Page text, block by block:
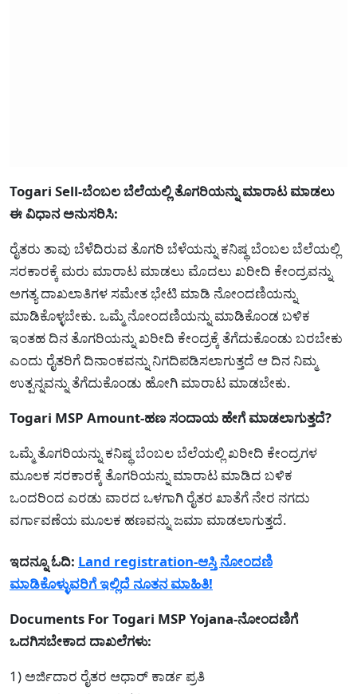
Togari Sell-ಬೆಂಬಲ ಬೆಲೆಯಲ್ಲಿ ತೊಗರಿಯನ್ನು ಮಾರಾಟ ಮಾಡಲು
ಈ ವಿಧಾನ ಅನುಸರಿಸಿ:
ರೈತರು ತಾವು ಬೆಳೆದಿರುವ ತೊಗರಿ ಬೆಳೆಯನ್ನು ಕನಿಷ್ಥ ಬೆಂಬಲ ಬೆಲೆಯಲ್ಲಿ
ಸರಕಾರಕ್ಕೆ ಮರು ಮಾರಾಟ ಮಾಡಲು ಮೊದಲು ಖರೀದಿ ಕೇಂದ್ರವನ್ನು
ಅಗತ್ಯ ದಾಖಲಾತಿಗಳ ಸಮೇತ ಭೇಟಿ ಮಾಡಿ ನೋಂದಣಿಯನ್ನು
ಮಾಡಿಕೊಳ್ಳಬೇಕು. ಒಮ್ಮೆ ನೋಂದಣಿಯನ್ನು ಮಾಡಿಕೊಂಡ ಬಳಿಕ
ಇಂತಹ ದಿನ ತೊಗರಿಯನ್ನು ಖರೀದಿ ಕೇಂದ್ರಕ್ಕೆ ತೆಗೆದುಕೊಂಡು ಬರಬೇಕು
ಎಂದು ರೈತರಿಗೆ ದಿನಾಂಕವನ್ನು ನಿಗದಿಪಡಿಸಲಾಗುತ್ತದೆ ಆ ದಿನ ನಿಮ್ಮ
ಉತ್ಪನ್ನವನ್ನು ತೆಗೆದುಕೊಂಡು ಹೋಗಿ ಮಾರಾಟ ಮಾಡಬೇಕು.
Togari MSP Amount-ಹಣ ಸಂದಾಯ ಹೇಗೆ ಮಾಡಲಾಗುತ್ತದೆ?
ಒಮ್ಮೆ ತೊಗರಿಯನ್ನು ಕನಿಷ್ಥ ಬೆಂಬಲ ಬೆಲೆಯಲ್ಲಿ ಖರೀದಿ ಕೇಂದ್ರಗಳ
ಮೂಲಕ ಸರಕಾರಕ್ಕೆ ತೊಗರಿಯನ್ನು ಮಾರಾಟ ಮಾಡಿದ ಬಳಿಕ
ಒಂದರಿಂದ ಎರಡು ವಾರದ ಒಳಗಾಗಿ ರೈತರ ಖಾತೆಗೆ ನೇರ ನಗದು
ವರ್ಗಾವಣೆಯ ಮೂಲಕ ಹಣವನ್ನು ಜಮಾ ಮಾಡಲಾಗುತ್ತದೆ.
ಇದನ್ನೂ ಓದಿ: Land registration-ಆಸ್ತಿ ನೋಂದಣಿ
ಮಾಡಿಕೊಳ್ಳುವರಿಗೆ ಇಲ್ಲಿದೆ ನೂತನ ಮಾಹಿತಿ!
Documents For Togari MSP Yojana-ನೋಂದಣಿಗೆ
ಒದಗಿಸಬೇಕಾದ ದಾಖಲೆಗಳು:
1) ಅರ್ಜಿದಾರ ರೈತರ ಆಧಾರ್ ಕಾರ್ಡ ಪ್ರತಿ